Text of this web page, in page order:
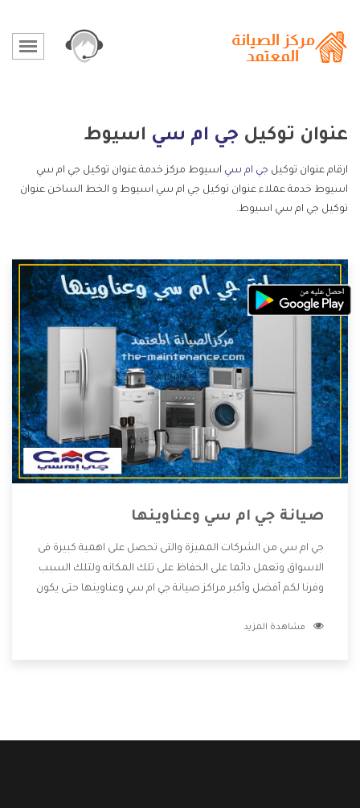
عنوان توكيل جي ام سي اسيوط
ارقام عنوان توكيل جي ام سي اسيوط مركز خدمة عنوان توكيل جي ام سي
اسيوط خدمة عملاء عنوان توكيل جي ام سي اسيوط و الخط الساخن عنوان
توكيل جي ام سي اسيوط.
صيانة جي ام سي وعناوينها
جي ام سي من الشركات المميزة والتى تحصل على اهمية كبيرة فى
الاسواق وتعمل دائما على الحفاظ على تلك المكانه ولتلك السبب
وفرنا لكم أفضل وأكبر مراكز صيانة جي ام سي وعناوينها حتى يكون
دون اى ازعاج كما أننا نهتم بكل ما يحتاجه المستهلك لكى نحافظ
مشاهدة المزيد